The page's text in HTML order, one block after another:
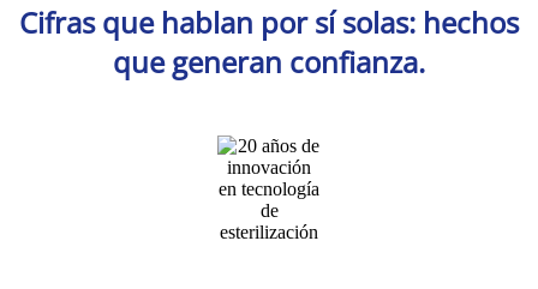
Cifras que hablan por sí solas: hechos
que generan confianza.